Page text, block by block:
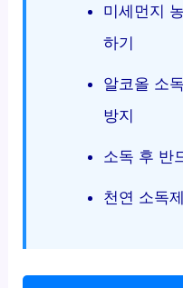
미세먼지
하기
알코올 소
방지
소독 후 반
천연 소독